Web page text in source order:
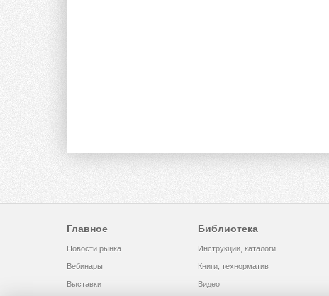
Главное
Новости рынка
Вебинары
Выставки
Библиотека
Инструкции, каталоги
Книги, технорматив
Видео